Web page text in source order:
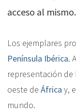
acceso al mismo.
Los ejemplares
Península Ibérica.
representación de
oeste de África y,
mundo.